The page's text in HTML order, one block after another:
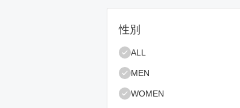
絞り込み条件
性別
ALL
MEN
WOMEN